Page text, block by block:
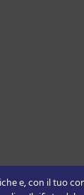
e, con il tuo